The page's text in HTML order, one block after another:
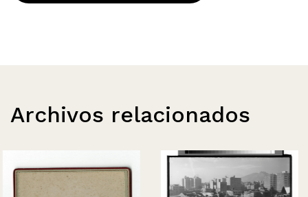
Archivos relacionados